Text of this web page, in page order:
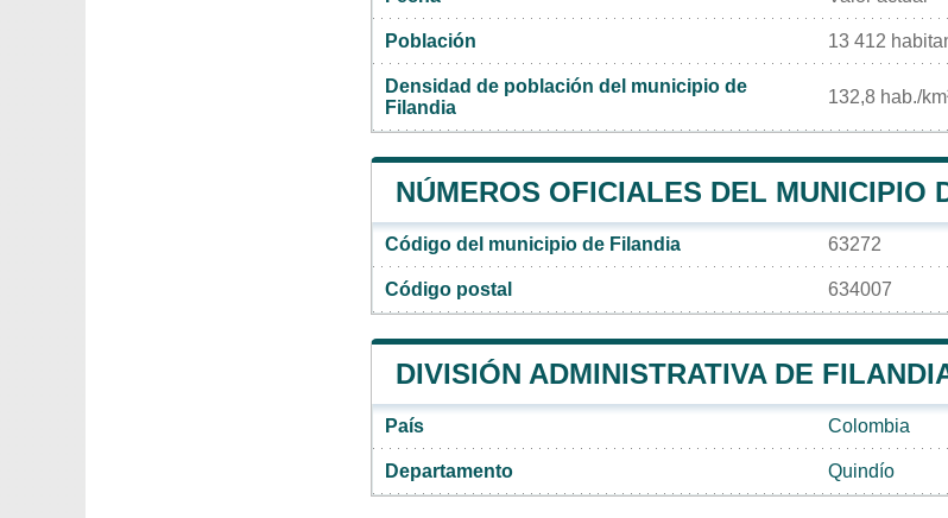
Población 13 412
Densidad de población del municipio de
Filandia
132,8 hab./
NÚMEROS OFICIALES DEL MUNICIPIO
Código del municipio de Filandia 63272
Código postal 634007
DIVISIÓN ADMINISTRATIVA DE
País Colombia
Departamento Quindío